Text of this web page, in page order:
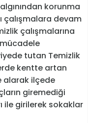
korunma
çalışmalara devam
çalışmalarına
tutan Temizlik
kentte artan
alarak ilçede
giremediği
ile girilerek sokaklar